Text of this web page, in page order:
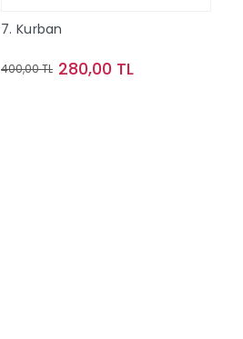
7. Kurban
400,00 TL 280,00 TL